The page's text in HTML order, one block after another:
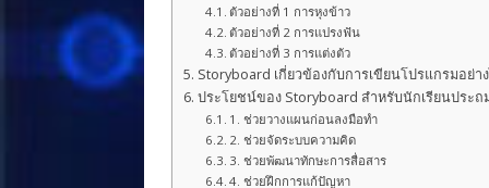
ตัวอย่างที่ 1 การหุงข้าว
ตัวอย่างที่ 2 การแปรงฟัน
ตัวอย่างที่ 3 การแต่งตัว
Storyboard เกี่ยวข้องกับการเขียนโปรแกรมอย่าง
ประโยชน์ของ Storyboard สำหรับนักเรียนประถ
1. ช่วยวางแผนก่อนลงมือทำ
2. ช่วยจัดระบบความคิด
3. ช่วยพัฒนาทักษะการสื่อสาร
4. ช่วยฝึกการแก้ปัญหา